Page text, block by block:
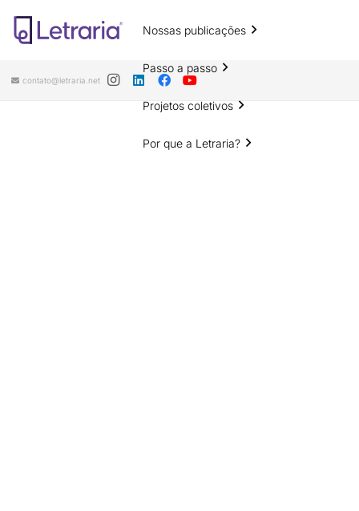
Nossas publicações
Passo a passo
Projetos coletivos
Por que a Letraria?
contato@letraria.net